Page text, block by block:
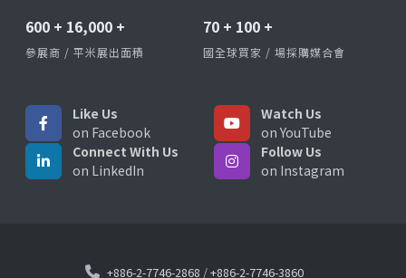
600 + 16,000 +
參展商 / 平米展出面積
70 + 100 +
國全球買家 / 場採購媒合會
Like Us
on Facebook
Watch Us
on YouTube
Connect With Us
on LinkedIn
Follow Us
on Instagram
+886-2-7746-2868 /+886-2-7746-3860